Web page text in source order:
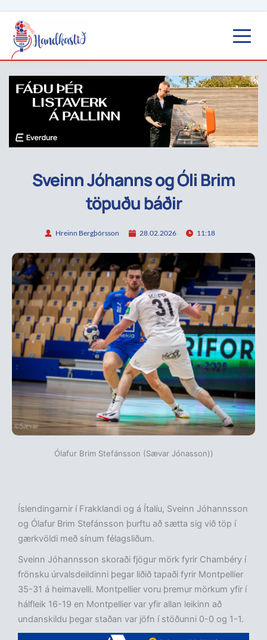
Sveinn Jóhanns og Óli Brim
töpuðu báðir
Hreinn Bergþórsson 28.02.2026 11:18
Ólafur Brim Stefánsson (Sævar Jónasson))
Íslendingarnir í Frakklandi og á Ítalíu, Sveinn Jóhannsson
og Ólafur Brim Stefánsson þurftu að sætta sig við töp í
gærkvöldi með sínum félagsliðum.
Sveinn Jóhannsson skoraði fjögur mörk fyrir Chambéry í
frönsku úrvalsdeildinni þegar liðið tapaði fyrir Montpellier
35-31 á heimavelli. Montpellier voru þremur mörkum yfir í
hálfleik 16-19 en Montpellier var yfir allan leikinn að
undanskildu þegar staðan var jöfn í stöðunni 0-0 og 1-1.